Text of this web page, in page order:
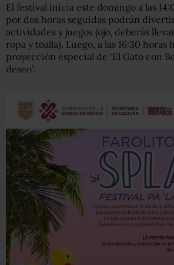
El festival inicia este domingo a las
por dos horas seguidas podrán
actividades y juegos (ojo, deberás
ropa y toalla). Luego, a las 16:30 horas
proyección especial de ‘El Gato con
deseo’.